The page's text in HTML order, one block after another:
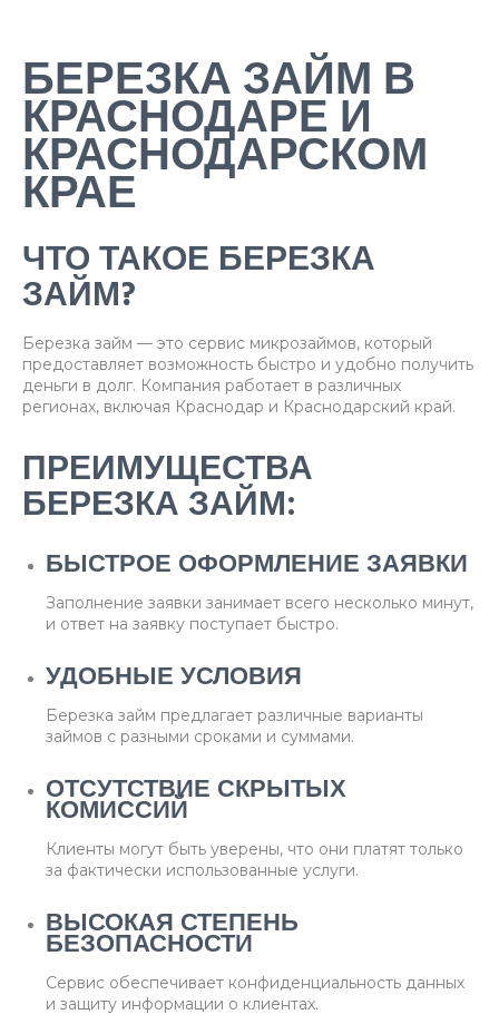
БЕРЕЗКА ЗАЙМ В
КРАСНОДАРЕ И
КРАСНОДАРСКОМ
КРАЕ
ЧТО ТАКОЕ БЕРЕЗКА
ЗАЙМ?
Березка займ — это сервис микрозаймов, который
предоставляет возможность быстро и удобно получить
деньги в долг. Компания работает в различных
регионах, включая Краснодар и Краснодарский край.
ПРЕИМУЩЕСТВА
БЕРЕЗКА ЗАЙМ:
БЫСТРОЕ ОФОРМЛЕНИЕ ЗАЯВКИ
Заполнение заявки занимает всего несколько минут,
и ответ на заявку поступает быстро.
УДОБНЫЕ УСЛОВИЯ
Березка займ предлагает различные варианты
займов с разными сроками и суммами.
ОТСУТСТВИЕ СКРЫТЫХ
КОМИССИЙ
Клиенты могут быть уверены, что они платят только
за фактически использованные услуги.
ВЫСОКАЯ СТЕПЕНЬ
БЕЗОПАСНОСТИ
Сервис обеспечивает конфиденциальность данных
и защиту информации о клиентах.